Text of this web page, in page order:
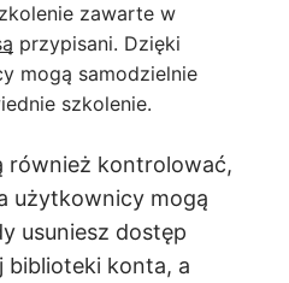
zawarte w
przypisani. Dzięki
mogą samodzielnie
szkolenie.
również kontrolować,
użytkownicy mogą
usuniesz dostęp
biblioteki konta, a